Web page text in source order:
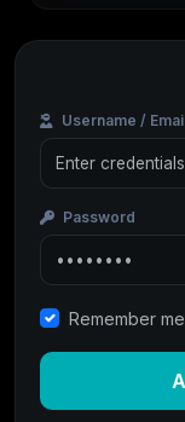
Username /
Password
Remember me